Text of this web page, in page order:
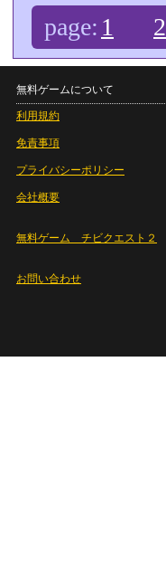
page: 1 2
無料ゲームについて
利用規約
免責事項
プライバシーポリシー
会社概要
無料ゲーム チビクエスト２
お問い合わせ